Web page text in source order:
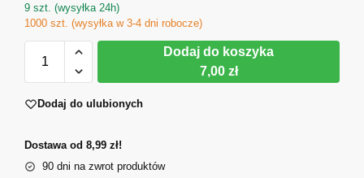
9 szt. (wysyłka 24h)
1000 szt. (wysyłka w 3-4 dni robocze)
Dodaj do koszyka
7,00 zł
Dodaj do ulubionych
Dostawa od 8,99 zł!
90 dni na zwrot produktów